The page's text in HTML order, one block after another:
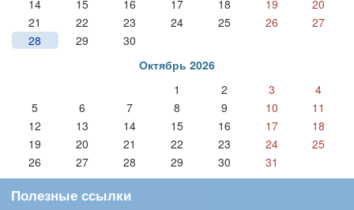
14
15 16 17 18 19
20
21
22 23 24 25 26
27
28
29
30
Октябрь 2026
1
2 3
4
5
6 7 8 9 10
11
12
13 14 15 16 17
18
19
20 21 22 23 24
25
26
27 28 29 30 31
Полезные ссылки